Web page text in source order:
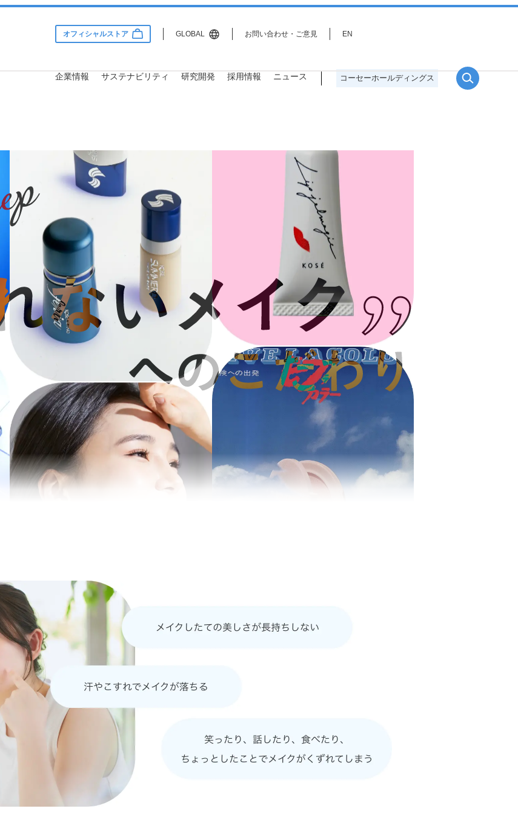
オフィシャルストア GLOBAL お問い合わせ・ご意見 EN
企業情報
会社概要 役員一覧
ブランド
ハイプレステージブランド
プレステージブランド
コスメタリーブランド
資材調達情報
コーセーストーリー コーセーの歴史
サステナビリティ
サステナビリティ方針・推進
サステナビリティ戦略
事業環境を取り巻く課題とリス
ク・機会分析、重点課題（マテリ
アリティ）
中長期目標
ステークホルダーとのエンゲージ
メント
アダプタビリティ
ダイバーシティ・エクイティ
＆インクルージョン（DE&I）
取り組み１：ジェンダーダイバー
シティ
取り組み２：多様な個性への対応
気候変動への対応
化粧品コーナー・営業・オフィス
研究開発
研究理念 研究分野
研究の強み
リポソーム
くずれないメイク
シワ予測
安全性
採用情報
社員インタビュー プロジェクトストーリー
社長メッセージ 研修制度・福利厚生
募集要項
ニュース コーセーホールディングス